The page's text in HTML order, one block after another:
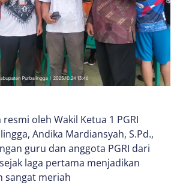
oleh Wakil Ketua 1 PGRI
Andika Mardiansyah, S.Pd.,
guru dan anggota PGRI dari
laga pertama menjadikan
sangat meriah